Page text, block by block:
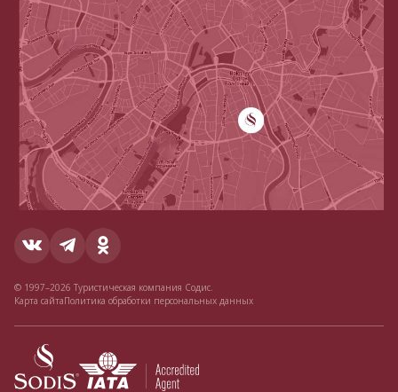
© 1997–2026 Туристическая компания Содис.
Карта сайтаПолитика обработки персональных данных